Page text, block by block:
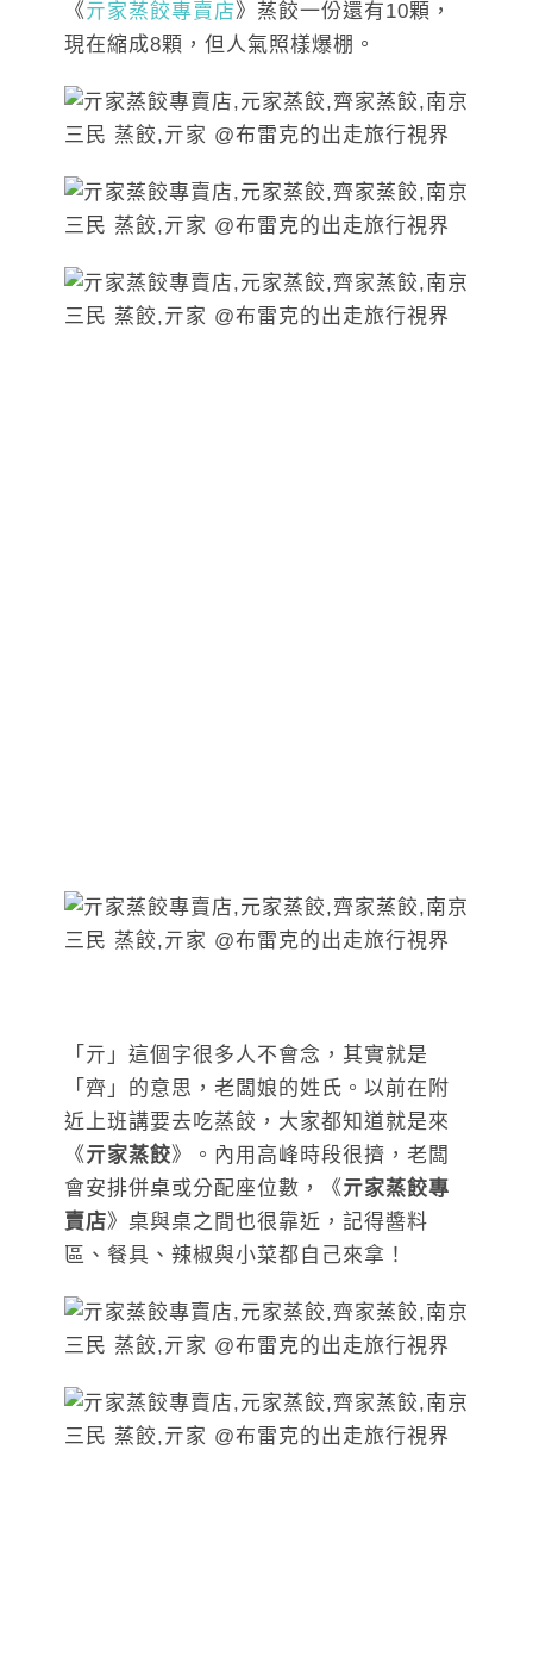
《亓家蒸餃專賣店》蒸餃一份還有10顆，
現在縮成8顆，但人氣照樣爆棚。
「亓」這個字很多人不會念，其實就是
「齊」的意思，老闆娘的姓氏。以前在附
近上班講要去吃蒸餃，大家都知道就是來
《亓家蒸餃》。內用高峰時段很擠，老闆
會安排併桌或分配座位數，《亓家蒸餃專
賣店》桌與桌之間也很靠近，記得醬料
區、餐具、辣椒與小菜都自己來拿！